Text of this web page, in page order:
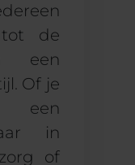
de
een
Of je
in
of